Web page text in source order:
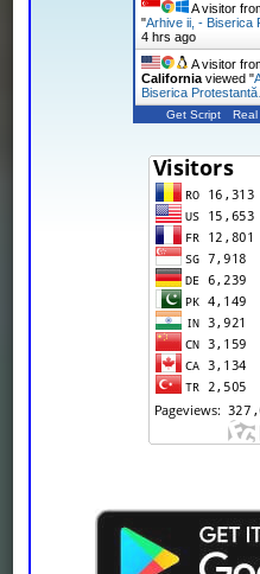
A visitor
"Arhive ii, - Biserica
4 hrs ago
A visitor
Californiaviewed "
Biserica
Get Script Real